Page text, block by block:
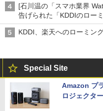
[石川温の「スマホ業界
告げられた「KDDIのロー
穴と楽天モバイルの課題
KDDI、楽天へのローミン
Special Site
Amazon プ
ロジェクタ